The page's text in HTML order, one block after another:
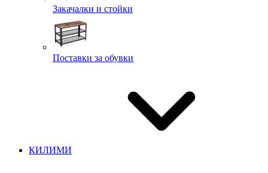
Закачалки и стойки
Поставки за обувки
КИЛИМИ